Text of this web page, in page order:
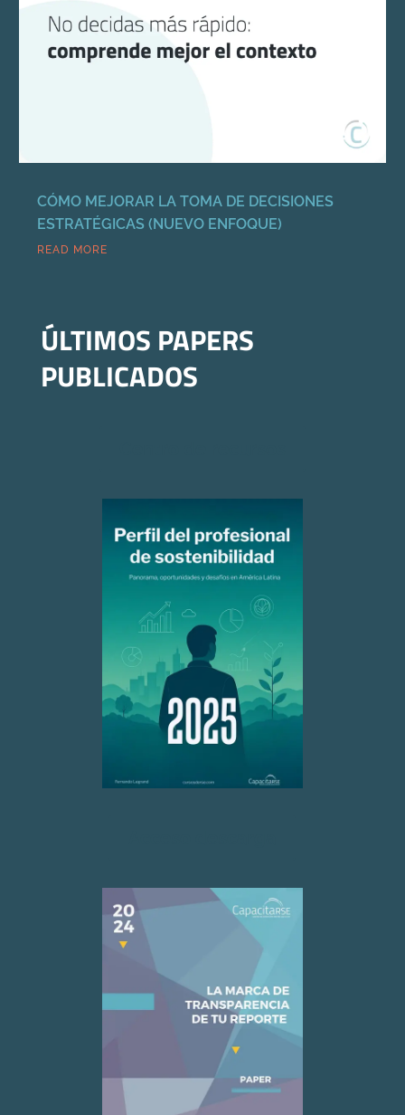
CÓMO MEJORAR LA TOMA DE DECISIONES
ESTRATÉGICAS (NUEVO ENFOQUE)
READ MORE
ÚLTIMOS PAPERS
PUBLICADOS